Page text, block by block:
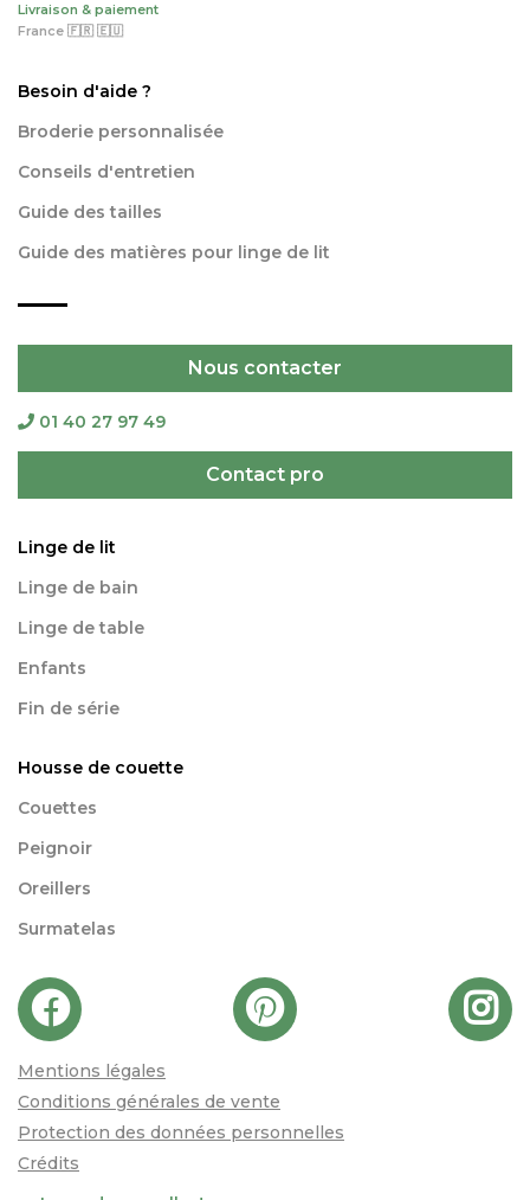
Livraison & paiement
France 🇫🇷 🇪🇺
Besoin d'aide ?
Broderie personnalisée
Conseils d'entretien
Guide des tailles
Guide des matières pour linge de lit
Nous contacter
01 40 27 97 49
Contact pro
Linge de lit
Linge de bain
Linge de table
Enfants
Fin de série
Housse de couette
Couettes
Peignoir
Oreillers
Surmatelas
Mentions légales
Conditions générales de vente
Protection des données personnelles
Crédits